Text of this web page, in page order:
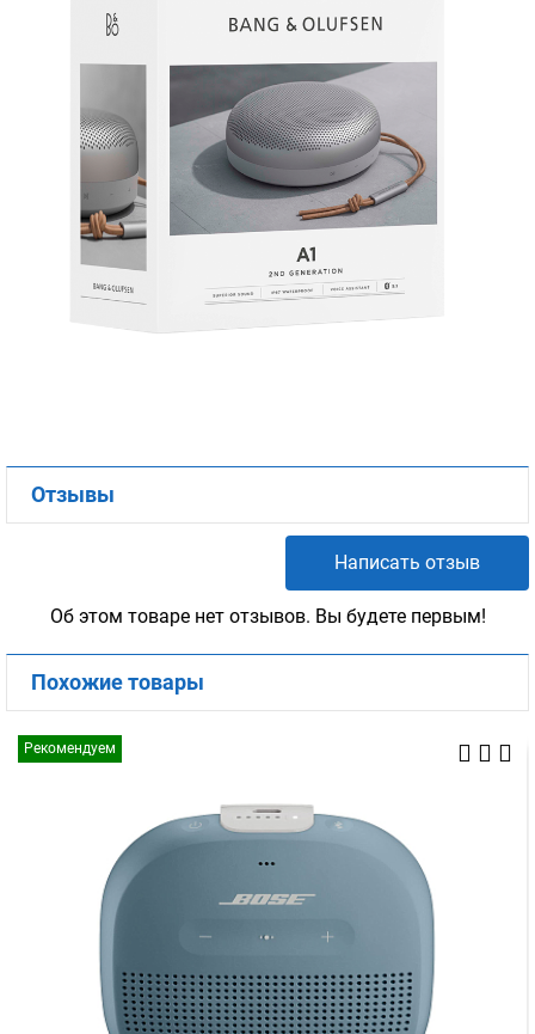
Отзывы
Написать отзыв
Об этом товаре нет отзывов. Вы будете первым!
Похожие товары
Рекомендуем